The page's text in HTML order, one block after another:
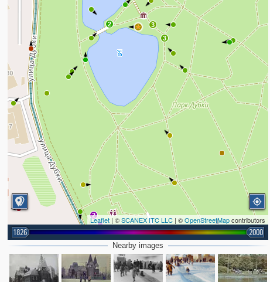
2
2
3
3
Leaflet | ©SCANEX ITC LLC | ©OpenStreetMapcontributors
1826 2000
Nearby images